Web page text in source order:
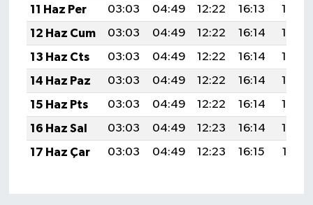
11 Haz Per
03:03 04:49 12:22 16:13
19:44
12 Haz Cum
03:03 04:49 12:22 16:14
19:45
13 Haz Cts
03:03 04:49 12:22 16:14
19:45
14 Haz Paz
03:03 04:49 12:22 16:14
19:46
15 Haz Pts
03:03 04:49 12:22 16:14
19:46
16 Haz Sal
03:03 04:49 12:23 16:14
19:46
17 Haz Çar
03:03 04:49 12:23 16:15 19:47